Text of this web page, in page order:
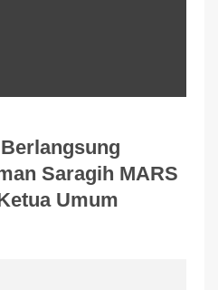
Saragih MARS
Umum